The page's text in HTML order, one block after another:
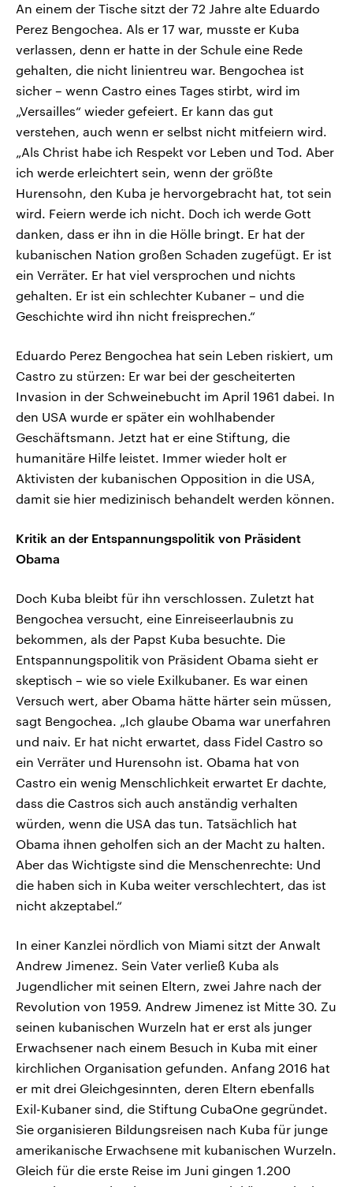
An einem der Tische sitzt der 72 Jahre alte Eduardo
Perez Bengochea. Als er 17 war, musste er Kuba
verlassen, denn er hatte in der Schule eine Rede
gehalten, die nicht linientreu war. Bengochea ist
sicher – wenn Castro eines Tages stirbt, wird im
„Versailles“ wieder gefeiert. Er kann das gut
verstehen, auch wenn er selbst nicht mitfeiern wird.
„Als Christ habe ich Respekt vor Leben und Tod. Aber
ich werde erleichtert sein, wenn der größte
Hurensohn, den Kuba je hervorgebracht hat, tot sein
wird. Feiern werde ich nicht. Doch ich werde Gott
danken, dass er ihn in die Hölle bringt. Er hat der
kubanischen Nation großen Schaden zugefügt. Er ist
ein Verräter. Er hat viel versprochen und nichts
gehalten. Er ist ein schlechter Kubaner – und die
Geschichte wird ihn nicht freisprechen.“
Eduardo Perez Bengochea hat sein Leben riskiert, um
Castro zu stürzen: Er war bei der gescheiterten
Invasion in der Schweinebucht im April 1961 dabei. In
den USA wurde er später ein wohlhabender
Geschäftsmann. Jetzt hat er eine Stiftung, die
humanitäre Hilfe leistet. Immer wieder holt er
Aktivisten der kubanischen Opposition in die USA,
damit sie hier medizinisch behandelt werden können.
Kritik an der Entspannungspolitik von Präsident
Obama
Doch Kuba bleibt für ihn verschlossen. Zuletzt hat
Bengochea versucht, eine Einreiseerlaubnis zu
bekommen, als der Papst Kuba besuchte. Die
Entspannungspolitik von Präsident Obama sieht er
skeptisch – wie so viele Exilkubaner. Es war einen
Versuch wert, aber Obama hätte härter sein müssen,
sagt Bengochea. „Ich glaube Obama war unerfahren
und naiv. Er hat nicht erwartet, dass Fidel Castro so
ein Verräter und Hurensohn ist. Obama hat von
Castro ein wenig Menschlichkeit erwartet Er dachte,
dass die Castros sich auch anständig verhalten
würden, wenn die USA das tun. Tatsächlich hat
Obama ihnen geholfen sich an der Macht zu halten.
Aber das Wichtigste sind die Menschenrechte: Und
die haben sich in Kuba weiter verschlechtert, das ist
nicht akzeptabel.“
In einer Kanzlei nördlich von Miami sitzt der Anwalt
Andrew Jimenez. Sein Vater verließ Kuba als
Jugendlicher mit seinen Eltern, zwei Jahre nach der
Revolution von 1959. Andrew Jimenez ist Mitte 30. Zu
seinen kubanischen Wurzeln hat er erst als junger
Erwachsener nach einem Besuch in Kuba mit einer
kirchlichen Organisation gefunden. Anfang 2016 hat
er mit drei Gleichgesinnten, deren Eltern ebenfalls
Exil-Kubaner sind, die Stiftung CubaOne gegründet.
Sie organisieren Bildungsreisen nach Kuba für junge
amerikanische Erwachsene mit kubanischen Wurzeln.
Gleich für die erste Reise im Juni gingen 1.200